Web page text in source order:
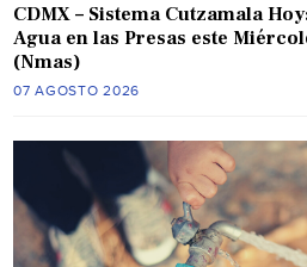
CDMX – Sistema Cutzamala
Agua en las Presas este
(Nmas)
07 AGOSTO 2026